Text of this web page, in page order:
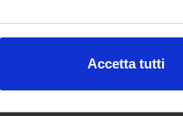
Accetta tutti